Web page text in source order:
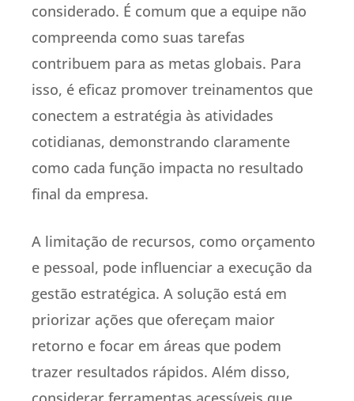
considerado. É comum que a equipe não
compreenda como suas tarefas
contribuem para as metas globais. Para
isso, é eficaz promover treinamentos que
conectem a estratégia às atividades
cotidianas, demonstrando claramente
como cada função impacta no resultado
final da empresa.
A limitação de recursos, como orçamento
e pessoal, pode influenciar a execução da
gestão estratégica. A solução está em
priorizar ações que ofereçam maior
retorno e focar em áreas que podem
trazer resultados rápidos. Além disso,